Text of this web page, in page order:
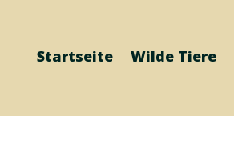
Startseite Wilde Tiere